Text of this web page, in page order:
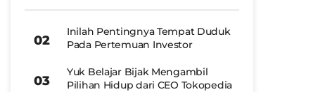
Inilah Pentingnya Tempat Duduk
Pada Pertemuan Investor
Yuk Belajar Bijak Mengambil
Pilihan Hidup dari CEO Tokopedia